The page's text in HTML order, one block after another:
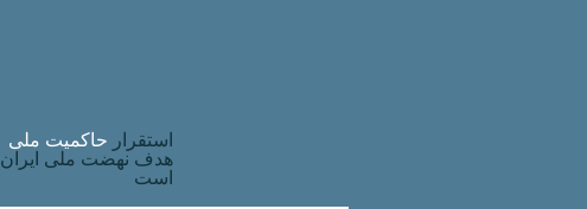
استقرار حاکميت ملی
هدف نهضت ملی ایران
است